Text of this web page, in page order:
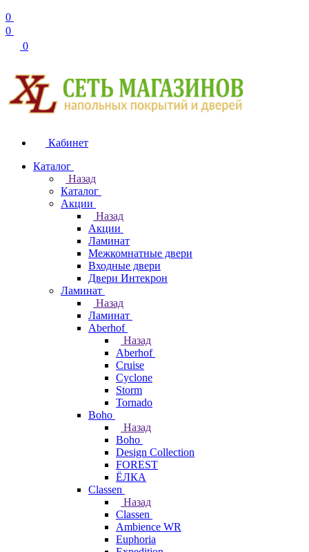
0
0
0
Кабинет
Каталог
Назад
Каталог
Акции
Назад
Акции
Ламинат
Межкомнатные двери
Входные двери
Двери Интекрон
Ламинат
Назад
Ламинат
Aberhof
Назад
Aberhof
Cruise
Cyclone
Storm
Tornado
Boho
Назад
Boho
Design Collection
FOREST
ЁЛКА
Classen
Назад
Classen
Ambience WR
Euphoria